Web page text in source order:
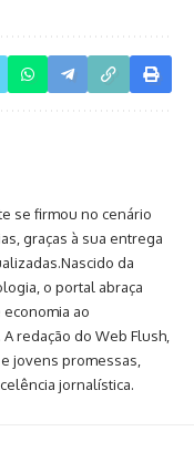
se firmou no cenário
graças à sua entrega
da
o portal abraça
ao
redação do Web Flush,
jovens promessas,
jornalística.